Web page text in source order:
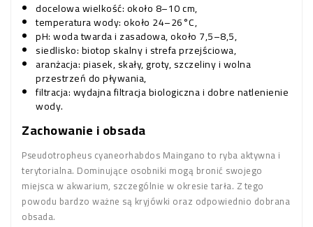
docelowa wielkość: około 8–10 cm,
temperatura wody: około 24–26°C,
pH: woda twarda i zasadowa, około 7,5–8,5,
siedlisko: biotop skalny i strefa przejściowa,
aranżacja: piasek, skały, groty, szczeliny i wolna
przestrzeń do pływania,
filtracja: wydajna filtracja biologiczna i dobre natlenienie
wody.
Zachowanie i obsada
Pseudotropheus cyaneorhabdos Maingano to ryba aktywna i
terytorialna. Dominujące osobniki mogą bronić swojego
miejsca w akwarium, szczególnie w okresie tarła. Z tego
powodu bardzo ważne są kryjówki oraz odpowiednio dobrana
obsada.